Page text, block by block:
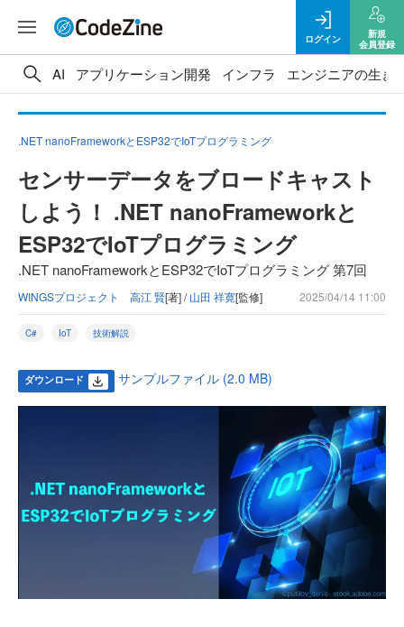
ログイン
新規
会員登録
AI アプリケーション開発 インフラ エンジニアの生き
.NET nanoFrameworkとESP32でIoTプログラミング
センサーデータをブロードキャスト
しよう！ .NET nanoFrameworkと
ESP32でIoTプログラミング
.NET nanoFrameworkとESP32でIoTプログラミング 第7回
WINGSプロジェクト 高江 賢[著] /山田 祥寛[監修] 2025/04/14 11:00
C# IoT 技術解説
ダウンロード サンプルファイル (2.0 MB)